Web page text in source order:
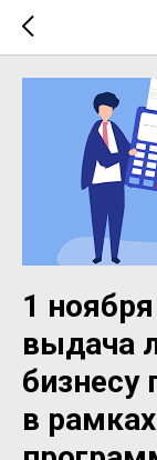
1
выдача
бизнесу
в